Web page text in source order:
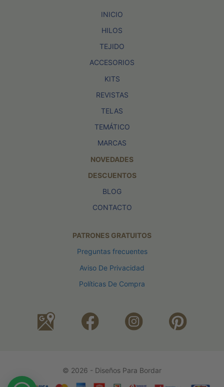
INICIO
HILOS
TEJIDO
ACCESORIOS
KITS
REVISTAS
TELAS
TEMÁTICO
MARCAS
NOVEDADES
DESCUENTOS
BLOG
CONTACTO
PATRONES GRATUITOS
Preguntas frecuentes
Aviso De Privacidad
Políticas De Compra
© 2026 - Diseños Para Bordar